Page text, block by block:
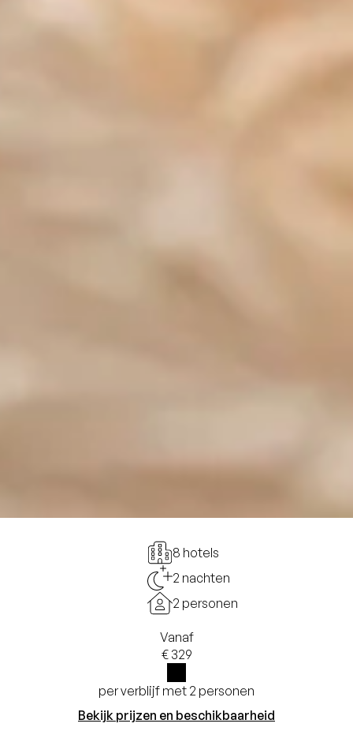
8 hotels
2 nachten
2 personen
Vanaf
€ 329
i
per verblijf met 2 personen
Bekijk prijzen en beschikbaarheid